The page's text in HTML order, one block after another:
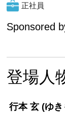
正社員
Sponsored
登場人
行本 玄 (ゆき